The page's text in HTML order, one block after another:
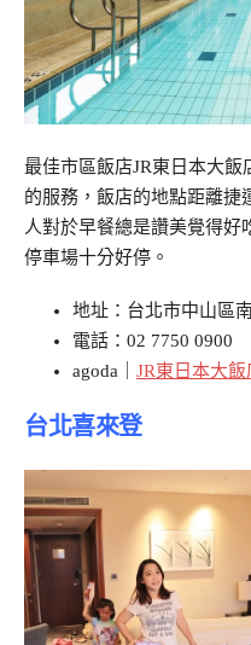
最佳市區飯店JR東日本大
的服務，飯店的地點距離捷
人對於早餐總是讚美覺得好
停車場十分好停。
地址：台北市中山區
電話：02 7750 0900
agoda｜ JR東日本大
台北喜來登